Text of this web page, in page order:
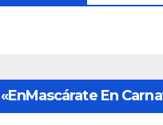
«EnMascárate En